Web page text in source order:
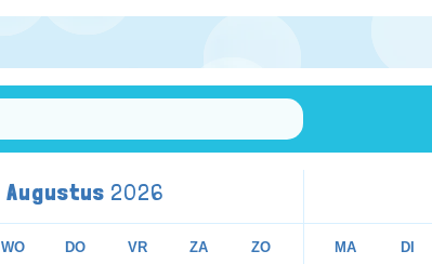
Augustus 2026
WO DO VR ZA ZO MA DI